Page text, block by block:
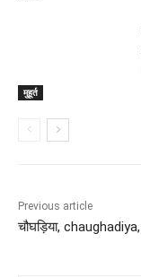
मुहूर्त
Previous article
चौघड़िया, chaughadiya,